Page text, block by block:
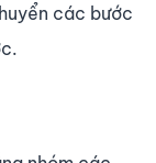
các bước